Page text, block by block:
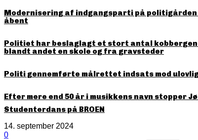
Modernisering af indgangsparti på politigården
åbent
Politiet har beslaglagt et stort antal
blandt andet en skole og fra gravsteder
Politi gennemførte målrettet indsats mod
Efter mere end 50 år i musikkens navn stopper
Studenterdans på BROEN
14. september 2024
0